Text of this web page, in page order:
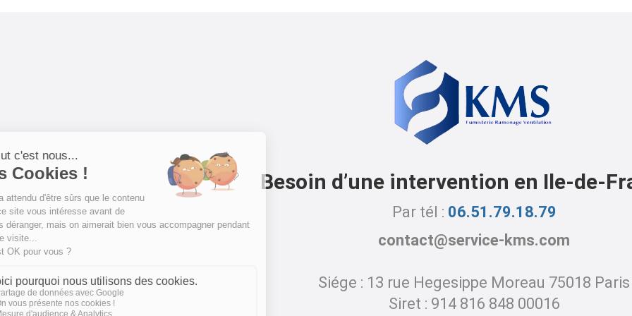
Besoin d’une intervention en Ile-de-
Par tél : 06.51.79.18.79
contact@service-kms.com
Siége : 13 rue Hegesippe Moreau 75018 Paris
Siret : 914 816 848 00016